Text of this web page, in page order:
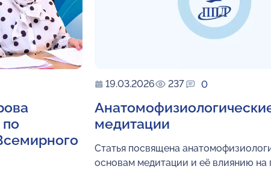
19.03.2026 237 0
медитации
Статья посвящена
основам медитации и её влиянию на